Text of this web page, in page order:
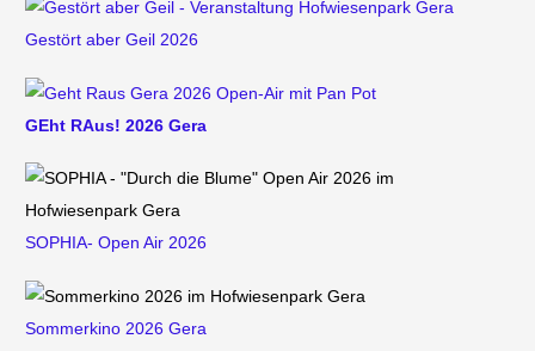
Gestört aber Geil 2026
GEht RAus! 2026 Gera
SOPHIA- Open Air 2026
Sommerkino 2026 Gera